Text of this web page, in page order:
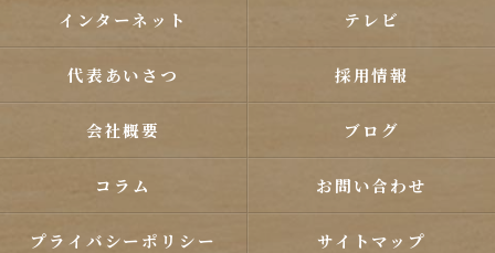
インターネット テレビ
代表あいさつ 採用情報
会社概要 ブログ
コラム お問い合わせ
プライバシーポリシー サイトマップ